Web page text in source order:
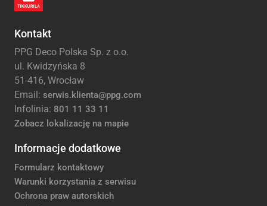
Kontakt
PPG Deco Polska Sp. z o.o.
ul. Kwidzyńska 8
51-416, Wrocław
Email: serwis.klienta@ppg.com
Infolinia: 801 11 33 11
Zobacz lokalizację na mapie
Informacje dodatkowe
Formularz kontaktowy
Warunki korzystania z serwisu
Ochrona praw autorskich